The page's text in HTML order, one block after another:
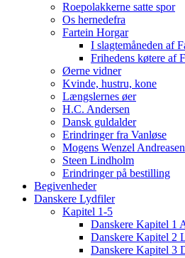
Roepolakkerne satte spor
Os hernedefra
Fartein Horgar
I slagtemåneden af
Frihedens køtere af
Øerne vidner
Kvinde, hustru, kone
Længslernes øer
H.C. Andersen
Dansk guldalder
Erindringer fra Vanløse
Mogens Wenzel Andreasen
Steen Lindholm
Erindringer på bestilling
Begivenheder
Danskere Lydfiler
Kapitel 1-5
Danskere Kapitel 1
Danskere Kapitel 2
Danskere Kapitel 3